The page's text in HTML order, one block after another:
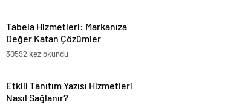
Tabela Hizmetleri: Markanıza
Değer Katan Çözümler
30592 kez okundu
Etkili Tanıtım Yazısı Hizmetleri
Nasıl Sağlanır?